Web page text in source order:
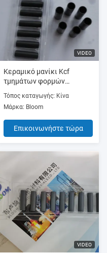
VIDEO
Κεραμικό μανίκι Kcf
τμημάτων φορμών
ακρίβειας για τη
συγκόλληση καρυδιών
Τόπος καταγωγής: Κίνα
Μάρκα: Bloom
Επικοινωνήστε τώρα
VIDEO